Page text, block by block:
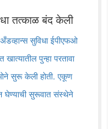
तत्काळ बंद केली
सुविधा ईपीएफओ
पुन्हा परतावा
सुरू केली होती. एकूण
घेण्याची सुरूवात संस्थेने